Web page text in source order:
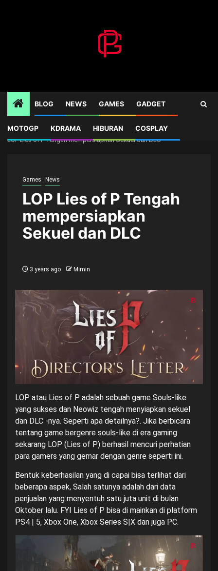
BLOG NEWS GAMES GADGET
MOTOGP KDRAMA HIBURAN COSPLAY
Home
Games
LOP Lies of P Tengah mempersiapkan Sekuel dan DLC
Games News
LOP Lies of P Tengah
mempersiapkan
Sekuel dan DLC
3 years ago Mimin
LOP atau Lies of P adalah sebuah game Souls-like
yang sukses dan Neowiz tengah menyiapkan sekuel
dan DLC -nya. Seperti apa detailnya?. Jika berbicara
tentang game bergenre souls-like di era gaming
sekarang LOP (Lies of P) berhasil mencuri perhatian
para gamers yang gemar dengan genre seperti ini.
Bentuk keberhasilan yang di capai bisa terlihat dari
beberapa aspek, Salah satunya adalah dari data
penjualan yang menyentuh satu juta unit di bulan
Oktober lalu. FYI Lies of P bisa di mainkan di platform
PS4 | 5, Xbox One, Xbox Series S|X dan juga PC.